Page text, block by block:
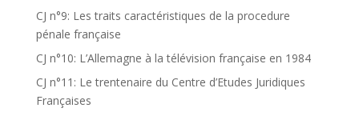
CJ n°9: Les traits caractéristiques de la procedure
pénale française
CJ n°10: L’Allemagne à la télévision française en 1984
CJ n°11: Le trentenaire du Centre d’Etudes Juridiques
Françaises